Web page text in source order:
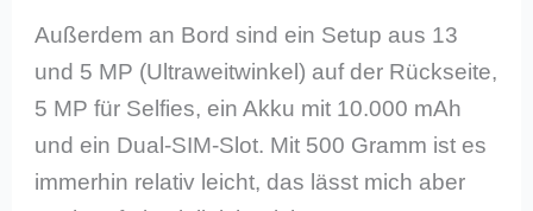
Außerdem an Bord sind ein Setup aus 13
und 5 MP (Ultraweitwinkel) auf der Rückseite,
5 MP für Selfies, ein Akku mit 10.000 mAh
und ein Dual-SIM-Slot. Mit 500 Gramm ist es
immerhin relativ leicht, das lässt mich aber